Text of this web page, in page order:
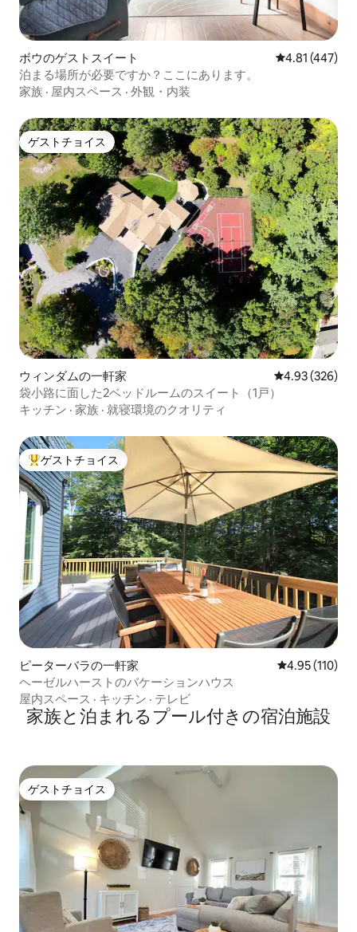
ボウのゲストスイート レビュー447
4.81 (447)
泊まる場所が必要ですか？ここにあります。
家族 · 屋内スペース · 外観・内装
ゲストチョイス
ゲストチョイス
ウィンダムの一軒家 レビュー326
4.93 (326)
袋小路に面した2ベッドルームのスイート（1戸）
キッチン · 家族 · 就寝環境のクオリティ
大好評のゲストチョイスです。
ゲストチョイス
ピーターバラの一軒家 レビュー110
4.95 (110)
ヘーゼルハーストのバケーションハウス
屋内スペース · キッチン · テレビ
家族と泊まれるプール付きの宿泊施設
ゲストチョイス
ゲストチョイス